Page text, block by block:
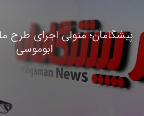
پیشگامان؛ متولی اجرای طرح
ابوموسی